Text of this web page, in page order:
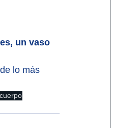
un vaso
lo más